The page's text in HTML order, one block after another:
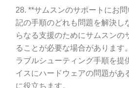
**サムスンのサポートにお
記の手順のどれも問題を解決し
らなる支援のためにサムスンの
ることが必要な場合があります
ラブルシューティング手順を提
イスにハードウェアの問題が
に役立ちます。